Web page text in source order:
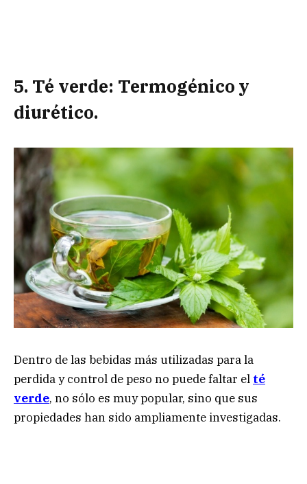
5. Té verde: Termogénico y
diurético.
Dentro de las bebidas más utilizadas para la
perdida y control de peso no puede faltar el té
verde, no sólo es muy popular, sino que sus
propiedades han sido ampliamente investigadas.